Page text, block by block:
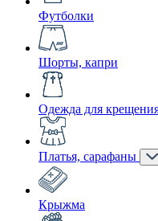
Футболки
Шорты, капри
Одежда для
Платья, сарафаны
Крыжма